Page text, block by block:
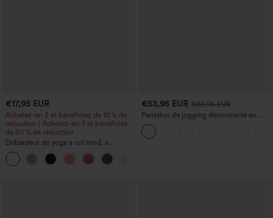
€17,95 EUR
Achetez-en 2 et bénéficiez de 10 % de
réduction | Achetez-en 3 et bénéficiez
de 20 % de réduction
Débardeur de yoga à col rond, à
fronces, effet rafraîchissant - UPF50+
€53,95 EUR €62,95 EUR
Pantalon de jogging décontracté en
French terry à imprimé denim, taille mi-
haute, style jean, avec poches